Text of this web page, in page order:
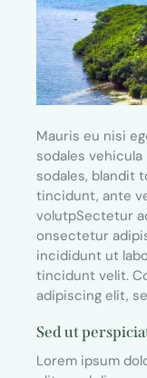
Mauris eu nisi
sodales
sodales, blandit
tincidunt, ante
volutpSectetur
onsectetur
incididunt ut
tincidunt velit.
adipiscing elit,
Sed ut
Lorem ipsum